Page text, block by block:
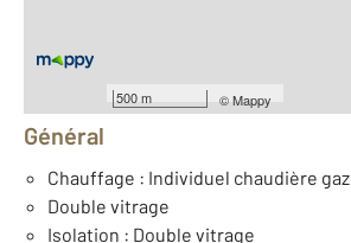
500 m ©Mappy
Équipements
Général
Chauffage : Individuel chaudière gaz
Double vitrage
Isolation : Double vitrage